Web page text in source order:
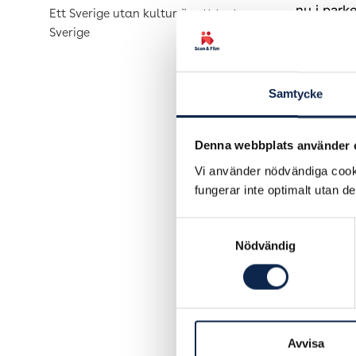
Samtycke
Denna webbplats använder
Vi använder nödvändiga
fungerar inte optimalt utan
Nödvändig
Avvisa
Ett Sverige utan kultur är ett tyst
Sverige
nu i
det som
kommer
som
det.
tvingas
och